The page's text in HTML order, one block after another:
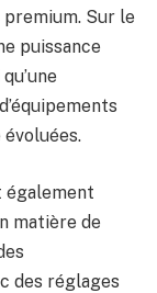
Sur le
puissance
également
matière de
des réglages